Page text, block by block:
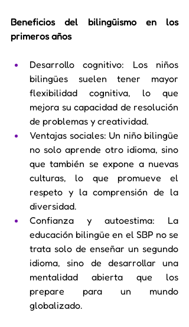
Beneficios del bilingüismo en los
primeros años
Desarrollo cognitivo: Los niños
bilingües suelen tener mayor
flexibilidad cognitiva, lo que
mejora su capacidad de resolución
de problemas y creatividad.
Ventajas sociales: Un niño bilingüe
no solo aprende otro idioma, sino
que también se expone a nuevas
culturas, lo que promueve el
respeto y la comprensión de la
diversidad.
Confianza y autoestima: La
educación bilingüe en el SBP no se
trata solo de enseñar un segundo
idioma, sino de desarrollar una
mentalidad abierta que los
prepare para un mundo
globalizado.